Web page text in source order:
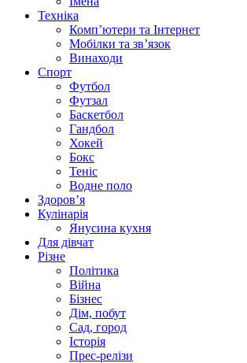
Техніка
Комп’ютери та Інтернет
Мобілки та зв’язок
Винаходи
Спорт
Футбол
Футзал
Баскетбол
Гандбол
Хокей
Бокс
Теніс
Водне поло
Здоров’я
Кулінарія
Янусина кухня
Для дівчат
Різне
Політика
Війна
Бізнес
Дім, побут
Сад, город
Історія
Прес-релізи